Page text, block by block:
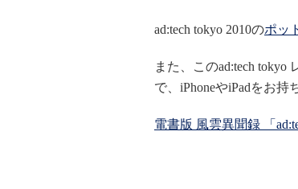
ad:tech tokyo 2010のポッ
また、このad:tech
で、iPhoneやiPadをお
電書版 風雲異聞録 「